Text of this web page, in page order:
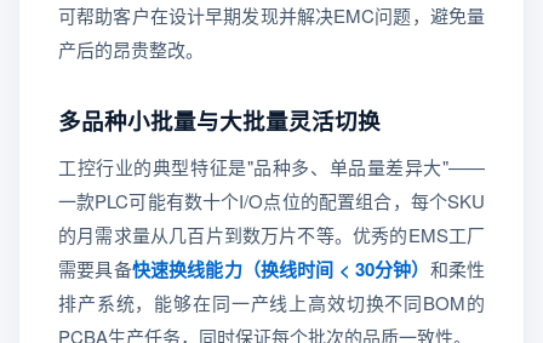
可帮助客户在设计早期发现并解决EMC问题，避免量
产后的昂贵整改。
多品种小批量与大批量灵活切换
工控行业的典型特征是"品种多、单品量差异大"——
一款PLC可能有数十个I/O点位的配置组合，每个SKU
的月需求量从几百片到数万片不等。优秀的EMS工厂
需要具备快速换线能力（换线时间 < 30分钟） 和柔性
排产系统，能够在同一产线上高效切换不同BOM的
PCBA生产任务，同时保证每个批次的品质一致性。